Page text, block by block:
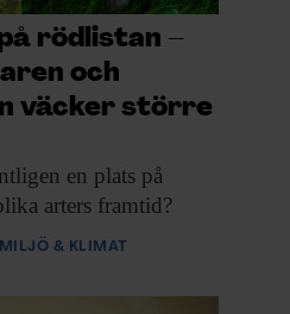
rödlistan –
och
väcker större
en plats på
arters framtid?
MILJÖ & KLIMAT